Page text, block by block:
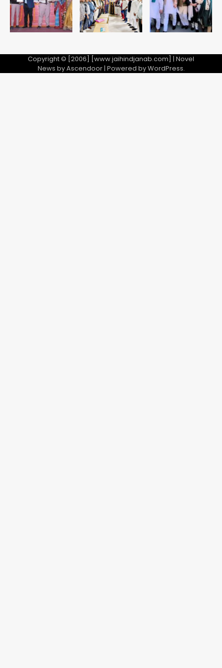
Copyright © [2006] [www.jaihindjanab.com] | Novel
News byAscendoor| Powered byWordPress.